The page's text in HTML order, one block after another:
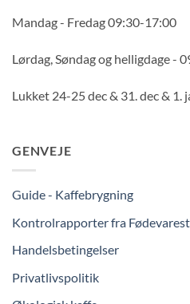
Mandag - Fredag 09:30-17:00
Lørdag, Søndag og helligdage -
Lukket 24-25 dec & 31. dec & 1.
GENVEJE
Guide - Kaffebrygning
Kontrolrapporter fra
Handelsbetingelser
Privatlivspolitik